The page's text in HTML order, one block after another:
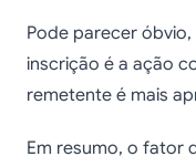
Pode parecer
inscrição é a ação
remetente é mais
Em resumo, o fator